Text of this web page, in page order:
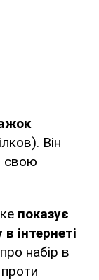
Він
свою
показує
інтернеті
набір в